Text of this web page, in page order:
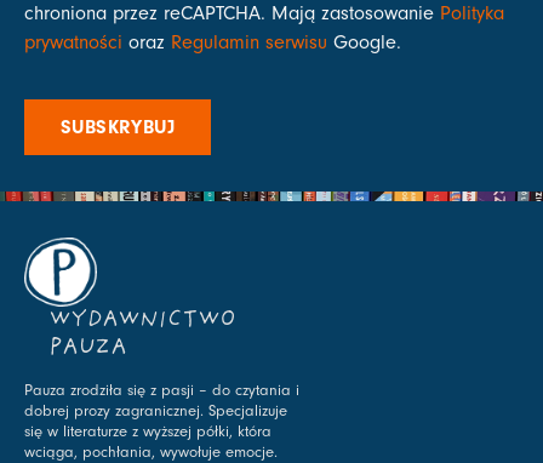
chroniona przez reCAPTCHA. Mają zastosowanie Polityka
prywatności oraz Regulamin serwisu Google.
SUBSKRYBUJ
WYDAWNICTWO
PAUZA
Pauza zrodziła się z pasji – do czytania i
dobrej prozy zagranicznej. Specjalizuje
się w literaturze z wyższej półki, która
wciąga, pochłania, wywołuje emocje.